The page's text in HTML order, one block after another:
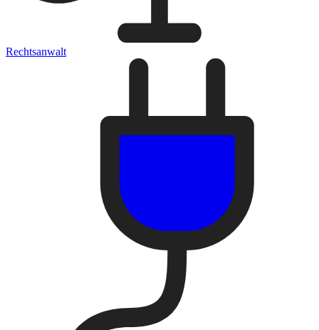
Rechtsanwalt